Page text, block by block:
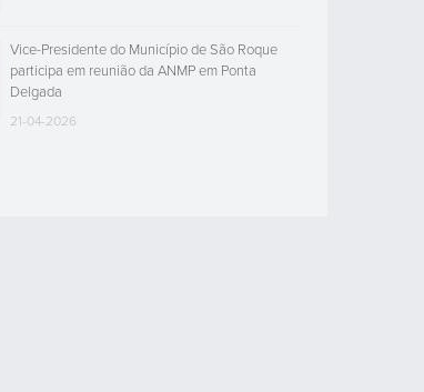
Vice-Presidente do Município de São Roque
participa em reunião da ANMP em Ponta
Delgada
21-04-2026